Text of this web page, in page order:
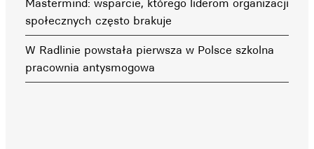
Mastermind: wsparcie, którego liderom organizacji
społecznych często brakuje
W Radlinie powstała pierwsza w Polsce szkolna
pracownia antysmogowa